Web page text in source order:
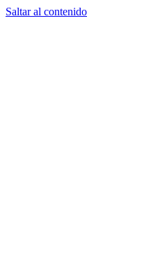
Saltar al contenido